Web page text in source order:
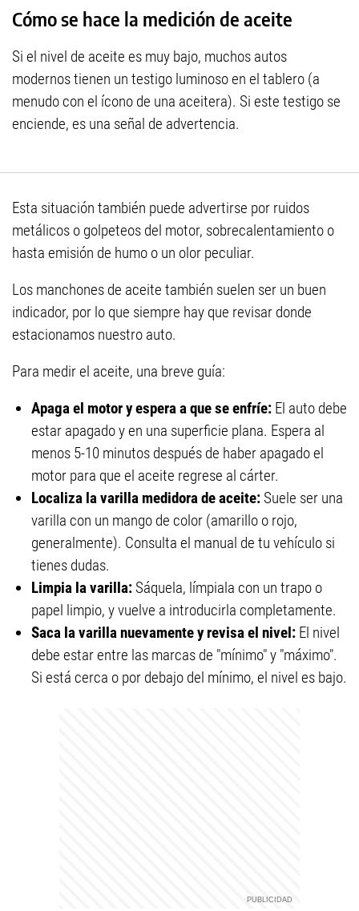
Cómo se hace la medición de aceite
Si el nivel de aceite es muy bajo, muchos autos
modernos tienen un testigo luminoso en el tablero (a
menudo con el ícono de una aceitera). Si este testigo se
enciende, es una señal de advertencia.
Esta situación también puede advertirse por ruidos
metálicos o golpeteos del motor, sobrecalentamiento o
hasta emisión de humo o un olor peculiar.
Los manchones de aceite también suelen ser un buen
indicador, por lo que siempre hay que revisar donde
estacionamos nuestro auto.
Para medir el aceite, una breve guía:
Apaga el motor y espera a que se enfríe: El auto debe
estar apagado y en una superficie plana. Espera al
menos 5-10 minutos después de haber apagado el
motor para que el aceite regrese al cárter.
Localiza la varilla medidora de aceite: Suele ser una
varilla con un mango de color (amarillo o rojo,
generalmente). Consulta el manual de tu vehículo si
tienes dudas.
Limpia la varilla: Sáquela, límpiala con un trapo o
papel limpio, y vuelve a introducirla completamente.
Saca la varilla nuevamente y revisa el nivel: El nivel
debe estar entre las marcas de "mínimo" y "máximo".
Si está cerca o por debajo del mínimo, el nivel es bajo.